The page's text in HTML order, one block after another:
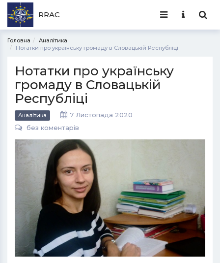
RRAC
Головна
Аналітика
Нотатки про українську громаду в Словацькій Республіці
Нотатки про українську
громаду в Словацькій
Республіці
Аналітика
7 Листопада 2020
без коментарів